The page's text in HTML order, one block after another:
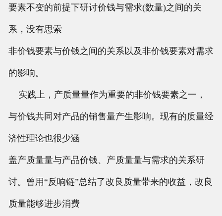
联系我们
要素不变的前提下研讨价钱与需求(数量)之间的关
系，没有思索
非价钱要素与价钱之间的关系以及非价钱要素对需求
的影响。
实践上，产质量量作为重要的非价钱要素之一，
与价钱共同对产品的销售量产生影响。现有的质量经
济性理论也很少涵
盖产质量量与产品价钱、产质量量与需求的关系研
讨。曾用“反响链”总结了改良质量带来的收益，改良
质量能够进步消费